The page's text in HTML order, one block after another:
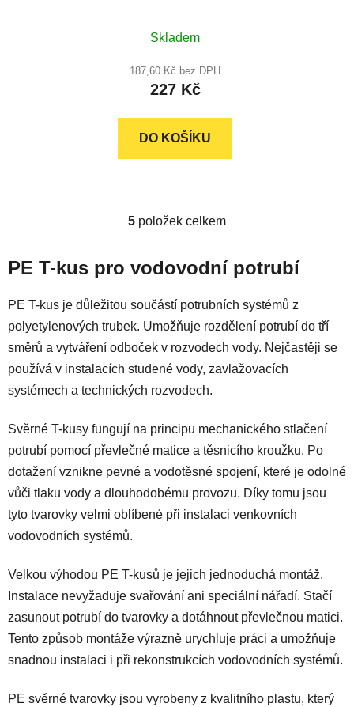
Skladem
187,60 Kč bez DPH
227 Kč
DO KOŠÍKU
O
l
d
a
c
í
p
r
k
y
v
ý
p
i
s
5 položek celkem
PE T-kus pro vodovodní potrubí
PE T-kus je důležitou součástí potrubních systémů z
polyetylenových trubek. Umožňuje rozdělení potrubí do tří
směrů a vytváření odboček v rozvodech vody. Nejčastěji se
používá v instalacích studené vody, zavlažovacích
systémech a technických rozvodech.
Svěrné T-kusy fungují na principu mechanického stlačení
potrubí pomocí převlečné matice a těsnicího kroužku. Po
dotažení vznikne pevné a vodotěsné spojení, které je odolné
vůči tlaku vody a dlouhodobému provozu. Díky tomu jsou
tyto tvarovky velmi oblíbené při instalaci venkovních
vodovodních systémů.
Velkou výhodou PE T-kusů je jejich jednoduchá montáž.
Instalace nevyžaduje svařování ani speciální nářadí. Stačí
zasunout potrubí do tvarovky a dotáhnout převlečnou matici.
Tento způsob montáže výrazně urychluje práci a umožňuje
snadnou instalaci i při rekonstrukcích vodovodních systémů.
PE svěrné tvarovky jsou vyrobeny z kvalitního plastu, který